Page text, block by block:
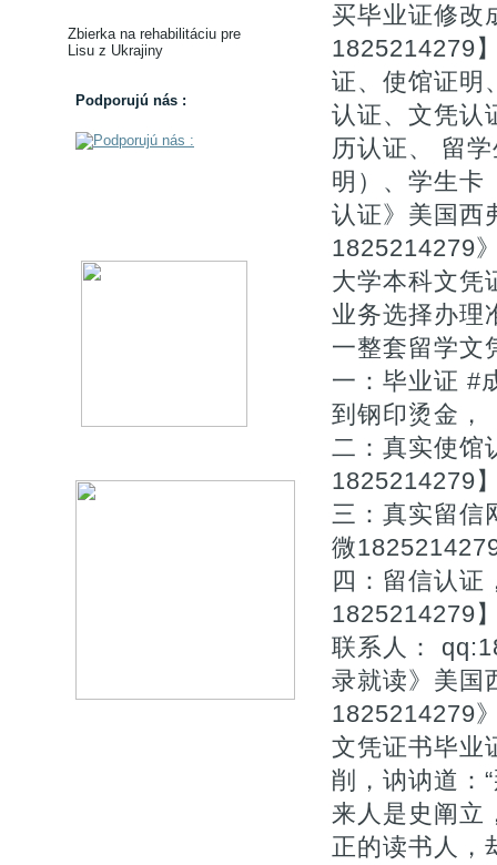
Zbierka na rehabilitáciu pre
Lisu z Ukrajiny
Podporujú nás :
买毕业证修改
1825214279
证、使馆证明
认证、文凭认
历认证、 留
明）、学生卡
认证》美国西
1825214279
大学本科文
业务选择办
一整套留学文
一：毕业证 #
到钢印烫金，
二：真实使馆
1825214279
三：真实留信
微
四：留信认证
1825214279
联系人：
录就读》美国
1825214279
文凭证书毕业
削，讷讷道：
来人是史阐立
正的读书人，